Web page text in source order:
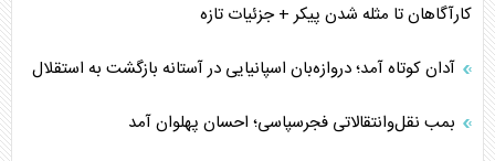
کارآگاهان تا مثله شدن پیکر + جزئیات تازه
آدان کوتاه آمد؛ دروازه‌بان اسپانیایی در آستانه بازگشت به استقلال
بمب نقل‌وانتقالاتی فجرسپاسی؛ احسان پهلوان آمد